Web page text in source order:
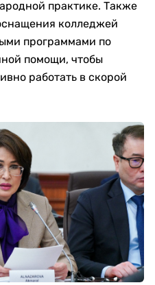
практике. Также
колледжей
программами по
помощи, чтобы
работать в скорой